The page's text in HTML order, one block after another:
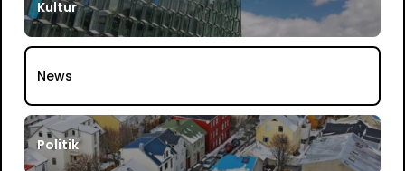
Kultur
News
Politik